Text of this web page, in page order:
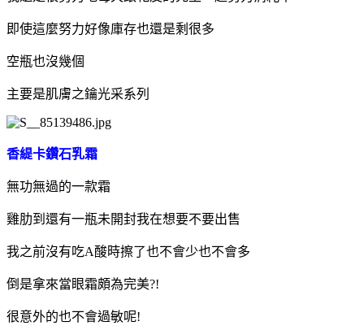
即使這麼努力好像庫存也還是剩很多
空瓶也沒幾個
主要是肌膚之鑰光采系列
香緹卡鑽石乳霜
無功無過的一款霜
雞肋到還有一瓶未開封我在想要不要出售
我之前沒有吃A酸時擦了也不會少也不會多
倒是拿來當眼霜頗為完美?!
很意外的也不會過敏呢!